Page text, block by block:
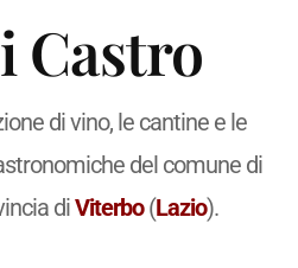
Castro
di vino, le cantine e le
del comune di
diViterbo(Lazio).